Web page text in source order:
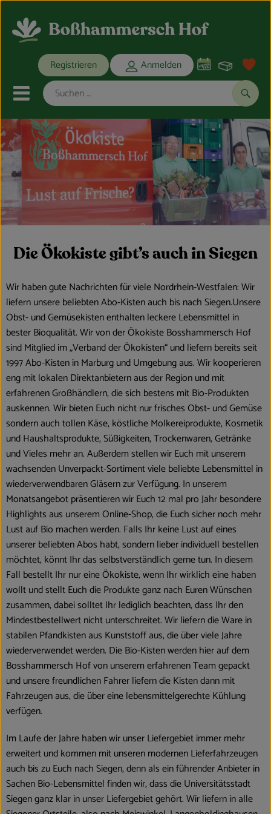
Registrieren Anmelden
Mobiles Menu öffnen oder
Ökokisten
Bio-Kochkisten
THEMENWELTEN
REGIONALES
Obst & Gemüse
Kühltheke
Bäckerei
Vorratskammer
Getränke
Kosmetik
Haus, Garten & Co.
So geht’s
Über uns
Blog
Die Ökokiste gibt’s auch in Siegen
Wir haben gute Nachrichten für viele Nordrhein-Westfalen: Wir
liefern unsere beliebten Abo-Kisten auch bis nach Siegen.Unsere
Obst- und Gemüsekisten enthalten leckere Lebensmittel in
bester Bioqualität. Wir von der Ökokiste Bosshammersch Hof
sind Mitglied im „Verband der Ökokisten“ und liefern bereits seit
1997 Abo-Kisten in Marburg und Umgebung aus. Wir kooperieren
eng mit lokalen Direktanbietern aus der Region und mit
erfahrenen Großhändlern, die sich bestens mit Bio-Produkten
auskennen. Wir bieten Euch nicht nur frisches Obst- und Gemüse
sondern auch tollen Käse, köstliche Molkereiprodukte, Kosmetik
und Haushaltsprodukte, Süßigkeiten, Trockenwaren, Getränke
und Vieles mehr an. Außerdem stellen wir Euch mit unserem
wachsenden Unverpackt-Sortiment viele beliebte Lebensmittel in
wiederverwendbaren Gläsern zur Verfügung. In unserem
Monatsangebot präsentieren wir Euch 12 mal pro Jahr besondere
Highlights aus unserem Online-Shop, die Euch sicher noch mehr
Lust auf Bio machen werden. Falls Ihr keine Lust auf eines
unserer beliebten Abos habt, sondern lieber individuell bestellen
möchtet, könnt Ihr das selbstverständlich gerne tun. In diesem
Fall bestellt Ihr nur eine Ökokiste, wenn Ihr wirklich eine haben
wollt und stellt Euch die Produkte ganz nach Euren Wünschen
zusammen, dabei solltet Ihr lediglich beachten, dass Ihr den
Mindestbestellwert nicht unterschreitet. Wir liefern die Ware in
stabilen Pfandkisten aus Kunststoff aus, die über viele Jahre
wiederverwendet werden. Die Bio-Kisten werden hier auf dem
Bosshammersch Hof von unserem erfahrenen Team gepackt
und unsere freundlichen Fahrer liefern die Kisten dann mit
Fahrzeugen aus, die über eine lebensmittelgerechte Kühlung
verfügen.
Im Laufe der Jahre haben wir unser Liefergebiet immer mehr
erweitert und kommen mit unseren modernen Lieferfahrzeugen
auch bis zu Euch nach Siegen, denn als ein führender Anbieter in
Sachen Bio-Lebensmittel finden wir, dass die Universitätsstadt
Siegen ganz klar in unser Liefergebiet gehört. Wir liefern in alle